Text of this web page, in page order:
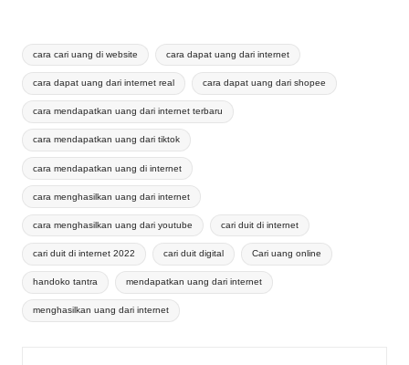
Tags:
cara cari uang di website cara dapat uang dari internet
cara dapat uang dari internet real cara dapat uang dari shopee
cara mendapatkan uang dari internet terbaru
cara mendapatkan uang dari tiktok
cara mendapatkan uang di internet
cara menghasilkan uang dari internet
cara menghasilkan uang dari youtube cari duit di internet
cari duit di internet 2022 cari duit digital Cari uang online
handoko tantra mendapatkan uang dari internet
menghasilkan uang dari internet